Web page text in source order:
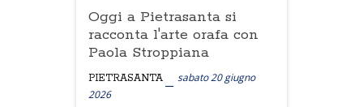
Oggi a Pietrasanta si
racconta l'arte orafa con
Paola Stroppiana
PIETRASANTA
sabato 20 giugno
2026